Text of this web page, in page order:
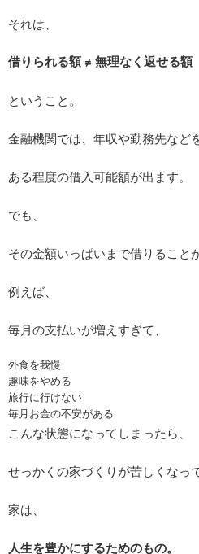
それは、
借りられる額 ≠ 無理なく返せる額
ということ。
金融機関では、年収や勤務先など
ある程度の借入可能額が出ます。
でも、
その金額いっぱいまで借りること
例えば、
毎月の支払いが増えすぎて、
外食を我慢
趣味をやめる
旅行に行けない
毎月お金の不安がある
こんな状態になってしまったら、
せっかくの家づくりが苦しくなっ
家は、
人生を豊かにするためのもの。